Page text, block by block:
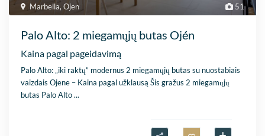
51
Marbella,Ojen
Palo Alto: 2 miegamųjų butas Ojén
Kaina pagal pageidavimą
Palo Alto: „iki raktų” modernus 2 miegamųjų butas su nuostabiais
vaizdais Ojene – Kaina pagal užklausą Šis gražus 2 miegamųjų
butas Palo Alto...